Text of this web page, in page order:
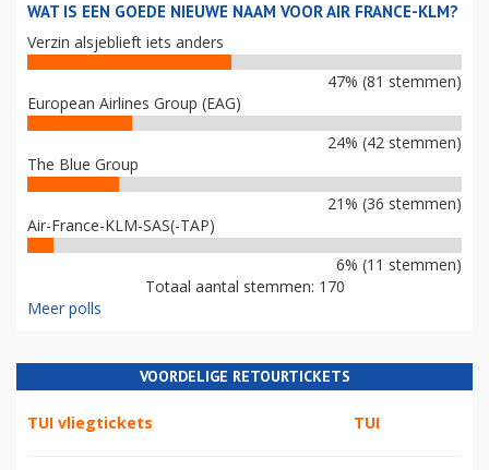
WAT IS EEN GOEDE NIEUWE NAAM VOOR AIR FRANCE-KLM?
Verzin alsjeblieft iets anders
47% (81 stemmen)
European Airlines Group (EAG)
24% (42 stemmen)
The Blue Group
21% (36 stemmen)
Air-France-KLM-SAS(-TAP)
6% (11 stemmen)
Totaal aantal stemmen: 170
Meer polls
VOORDELIGE RETOURTICKETS
TUI vliegtickets TUI